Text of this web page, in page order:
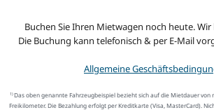
Buchen Sie Ihren Mietwagen noch heute.
Die Buchung kann telefonisch & per E-Mail
Allgemeine
1)Das oben genannte Fahrzeugbeispiel bezieht sich auf die Mietdauer von
Freikilometer. Die Bezahlung erfolgt per Kreditkarte (Visa, MasterCard).